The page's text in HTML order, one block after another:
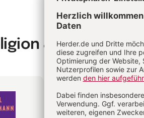
&